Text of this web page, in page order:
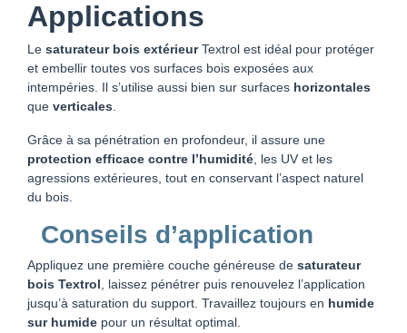
Applications
Le saturateur bois extérieurTextrol est idéal pour protéger
et embellir toutes vos surfaces bois exposées aux
intempéries. Il s’utilise aussi bien sur surfaces horizontales
que verticales
Grâce à sa pénétration en profondeur, il assure une
protection efficace contre l’humidité , les UV et les
agressions extérieures, tout en conservant l’aspect naturel
du bois.
Conseils d’application
Appliquez une première couche généreuse de saturateur
bois Textrol , laissez pénétrer puis renouvelez l’application
jusqu’à saturation du support. Travaillez toujours en humide
sur humide pour un résultat optimal.